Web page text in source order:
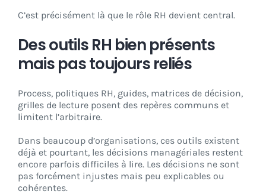
C’est précisément là que le rôle RH devient central.
Des outils RH bien présents
mais pas toujours reliés
Process, politiques RH, guides, matrices de décision,
grilles de lecture posent des repères communs et
limitent l’arbitraire.
Dans beaucoup d’organisations, ces outils existent
déjà et pourtant, les décisions managériales restent
encore parfois difficiles à lire. Les décisions ne sont
pas forcément injustes mais peu explicables ou
cohérentes.